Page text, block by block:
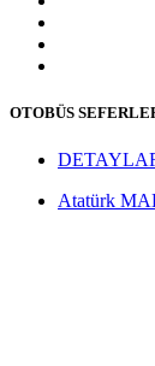
OTOBÜS
Atatürk